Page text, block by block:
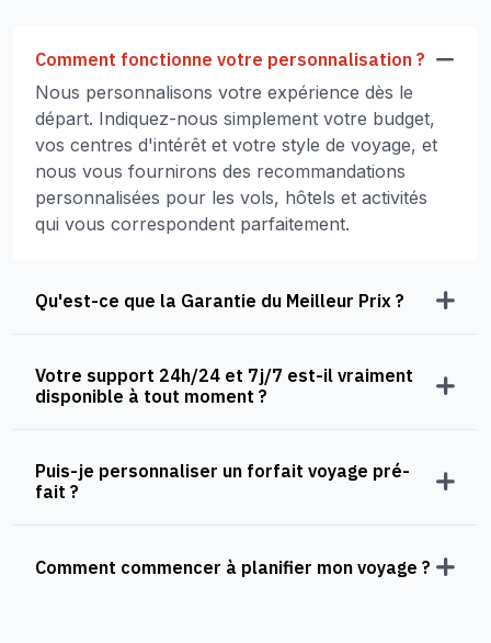
Comment fonctionne votre personnalisation ?
Nous personnalisons votre expérience dès le
départ. Indiquez-nous simplement votre budget,
vos centres d'intérêt et votre style de voyage, et
nous vous fournirons des recommandations
personnalisées pour les vols, hôtels et activités
qui vous correspondent parfaitement.
Qu'est-ce que la Garantie du Meilleur Prix ?
Votre support 24h/24 et 7j/7 est-il vraiment
disponible à tout moment ?
Puis-je personnaliser un forfait voyage pré-
fait ?
Comment commencer à planifier mon voyage ?